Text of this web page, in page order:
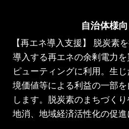
自治体様
【再エネ導入支援】 脱炭素
導入する再エネの余剰電力
ピューティングに利用。生
境価値等による利益の一部
します。脱炭素のまちづく
地消、地域経済活性化の促進